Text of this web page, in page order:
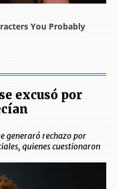
excusó por
generaró rechazo por
quienes cuestionaron